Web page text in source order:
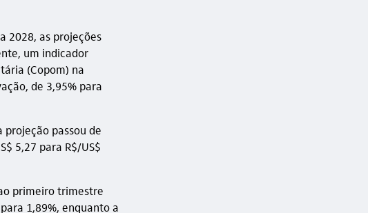
2028, as projeções
um indicador
(Copom) na
de 3,95% para
projeção passou de
5,27 para R$/US$
primeiro trimestre
1,89%, enquanto a